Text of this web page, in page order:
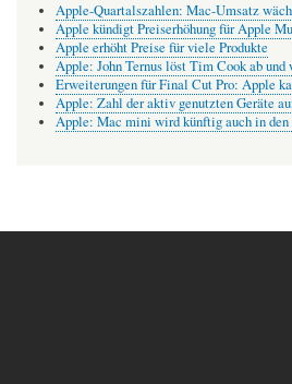
Apple-Quartalszahlen: Mac-Umsatz
Apple kündigt Preiserhöhung für Apple
Apple erhöht Preise für viele Produkte
Apple: John Ternus löst Tim Cook ab und
Erweiterungen für Final Cut Pro: Apple
Apple: Zahl der aktiv genutzten Geräte
Apple: Mac mini wird künftig auch in